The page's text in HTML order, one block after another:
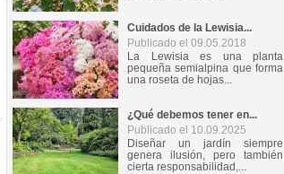
Cuidados de la Lewisia...
Publicado el 09.05.2018
La Lewisia es una planta
pequeña semialpina que forma
una roseta de hojas...
¿Qué debemos tener en...
Publicado el 10.09.2025
Diseñar un jardín siempre
genera ilusión, pero también
cierta responsabilidad,...